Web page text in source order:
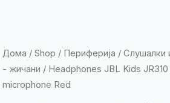
Дома / Shop / Периферија / Слушалки
- жичани / Headphones JBL Kids
microphone Red